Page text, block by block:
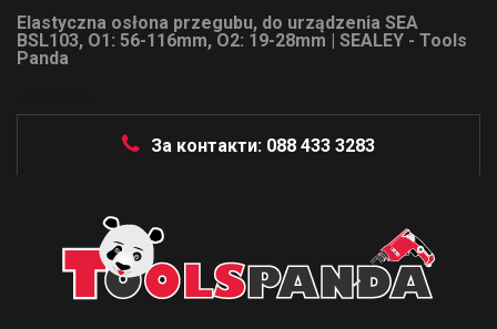
Elastyczna osłona przegubu, do urządzenia SEA
BSL103, O1: 56-116mm, O2: 19-28mm | SEALEY - Tools
Panda
За контакти: 088 433 3283